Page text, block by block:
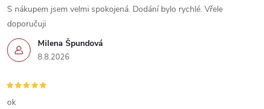
Milena Špundová
8.8.2026
S nákupem jsem velmi spokojená. Dodání bylo rychlé. Vřele
doporučuji
ok